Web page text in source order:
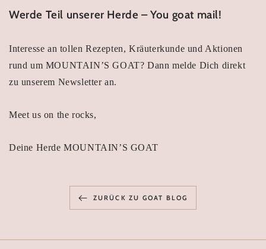
Werde Teil unserer Herde – You goat mail!
Interesse an tollen Rezepten, Kräuterkunde und Aktionen
rund um MOUNTAIN’S GOAT? Dann melde Dich direkt
zu unserem Newsletter an.
Meet us on the rocks,
Deine Herde MOUNTAIN’S GOAT
ZURÜCK ZU GOAT BLOG